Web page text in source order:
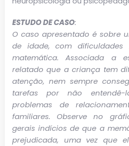
ESTUDO DE CASO:
O caso apresentado é sobre
de idade, com dificuldades
matemática. Associada a
relatado que a criança tem
atenção, nem sempre
tarefas por não entendê-
problemas de
familiares. Observe no
gerais indícios de que a
prejudicada, uma vez que